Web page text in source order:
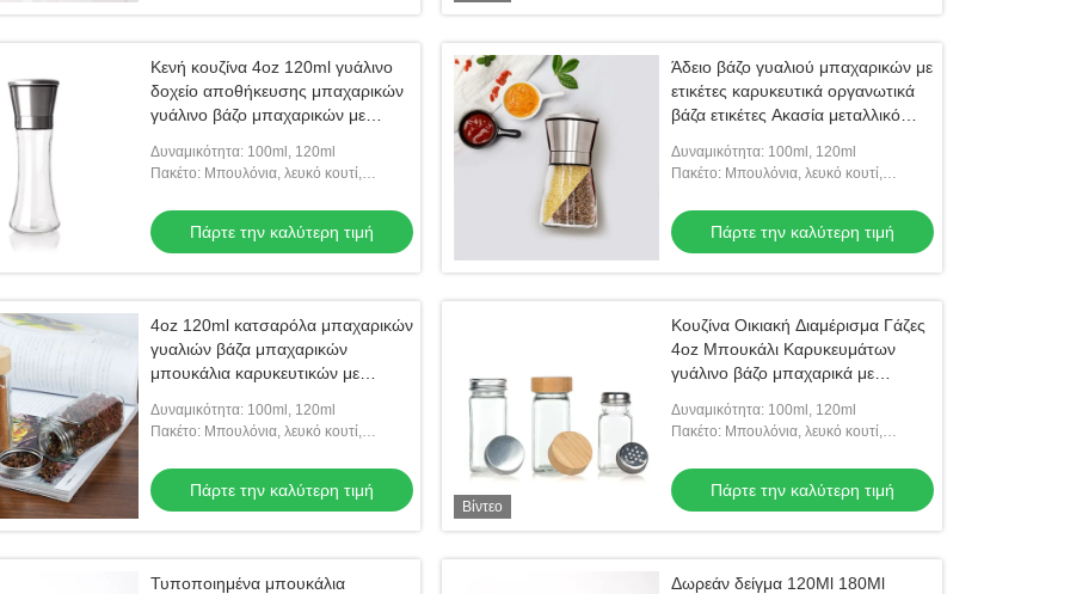
100 ml γυάλινο βάζο με μπαχαρικά
Κενή κουζίνα 4oz 120ml γυάλινο
δοχείο αποθήκευσης μπαχαρικών
γυάλινο βάζο μπαχαρικών με
Δυναμικότητα: 100ml, 120ml
Πακέτο: Μπουλόνια, λευκό κουτί,
Πάρτε την καλύτερη τιμή
Άδειο βάζο γυαλιού μπαχαρικών με
ετικέτες καρυκευτικά οργανωτικά
βάζα ετικέτες Ακασία μεταλλικό
Δυναμικότητα: 100ml, 120ml
Πακέτο: Μπουλόνια, λευκό κουτί,
Πάρτε την καλύτερη τιμή
4oz 120ml κατσαρόλα μπαχαρικών
γυαλιών βάζα μπαχαρικών
μπουκάλια καρυκευτικών με
Δυναμικότητα: 100ml, 120ml
Πακέτο: Μπουλόνια, λευκό κουτί,
Πάρτε την καλύτερη τιμή
Βίντεο
Κουζίνα Οικιακή Διαμέρισμα Γάζες
4oz Μπουκάλι Καρυκευμάτων
γυάλινο βάζο μπαχαρικά με
Δυναμικότητα: 100ml, 120ml
Πακέτο: Μπουλόνια, λευκό κουτί,
Πάρτε την καλύτερη τιμή
Τυποποιημένα μπουκάλια
Δωρεάν δείγμα 120Ml 180Ml